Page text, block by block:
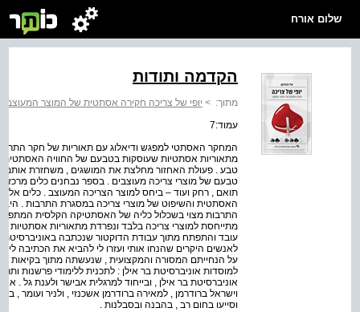
שלום אורח
הקדמה ותודות
מתוך: > יופי של צריכה חקירה אסתטית של המוצר המעוצב
עמוד:7
המחקר האסתטי למפגש ודיאלוג עם תאוריות של חקר
מתאוריות אסתטיות שעוסקות בטבעם של החוויה האסתטית
טבע . פעולת האחזור מחלצת את המושגים , משחזרת אותם
טבעם של מוצרי צריכה מעוצבים . בספר נבחנים כלים
תואם , רחק ועוד – ביחס למוצר הצריכה המעוצב . כלים אלו
האסתטית והשיפוט של מוצרי צריכה במסגרת התרבות .
התרבות מצוי בשכלול כליה של האסתטיקה הקלסית
מתייחסת למוצרי צריכה בלבד ונפרדת מתאוריות אסתטיות
עובד והתפתח מתוך עבודת הדוקטור שנכתבה
לאנשים היקרים שהנחו אותי ועזרו לי להביא את הכתיבה
על הנחייתם המסורה והמקצועית , שנעשתה מתוך בקיאות
למוסדות אוניברסיטת בר אילן : לתכנית ללימודי פרשנות
אוניברסיטת בר אילן , ובייחוד למרגלית אבישר ולענת גל .
וישראל ברודרמן , למאירה ברודרמן אשכנזי , ולניר ועומר ,
וסייעו בחום רב , בהבנה ובסבלנות .